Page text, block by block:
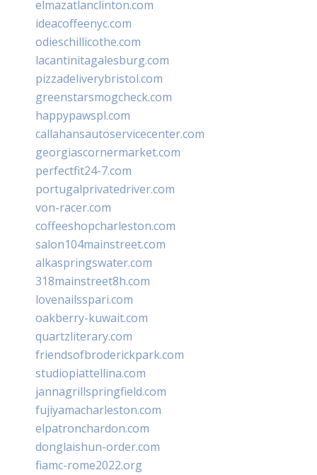
elmazatlanclinton.com
ideacoffeenyc.com
odieschillicothe.com
lacantinitagalesburg.com
pizzadeliverybristol.com
greenstarsmogcheck.com
happypawspl.com
callahansautoservicecenter.com
georgiascornermarket.com
perfectfit24-7.com
portugalprivatedriver.com
von-racer.com
coffeeshopcharleston.com
salon104mainstreet.com
alkaspringswater.com
318mainstreet8h.com
lovenailsspari.com
oakberry-kuwait.com
quartzliterary.com
friendsofbroderickpark.com
studiopiattellina.com
jannagrillspringfield.com
fujiyamacharleston.com
elpatronchardon.com
donglaishun-order.com
fiamc-rome2022.org